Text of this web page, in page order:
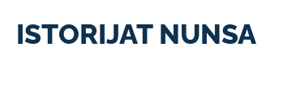
ISTORIJAT NUNSA